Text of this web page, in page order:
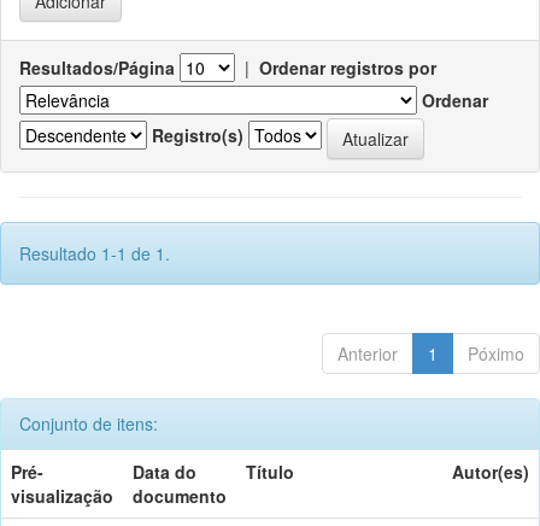
Resultados/Página | Ordenar registros por
Ordenar
Registro(s)
Resultado 1-1 de 1.
Anterior 1 Póximo
Conjunto de itens:
Pré-
visualização
Data do
documento
Título Autor(es)